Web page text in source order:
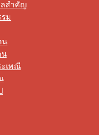
สำคัญ
ม
น
น
ะเพณี